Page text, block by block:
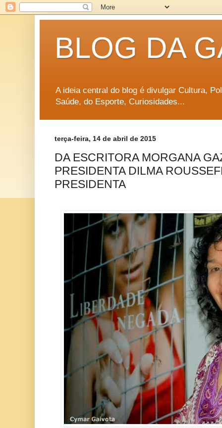
BLOG DA
A ideia central do blog é divulgar Cultura,
Saúde, do Esporte, Curiosidades...
terça-feira, 14 de abril de 2015
DA ESCRITORA MORGANA
PRESIDENTA DILMA
PRESIDENTA